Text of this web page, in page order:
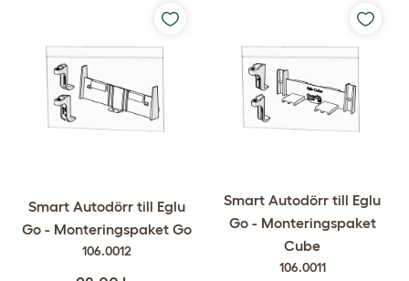
Smart Autodörr till Eglu
Go - Monteringspaket Go
106.0012
Smart Autodörr till Eglu
Go - Monteringspaket
Cube
106.0011